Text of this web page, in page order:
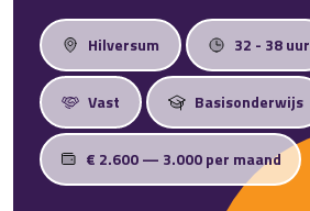
Hilversum 32 - 38 uur
Vast Basisonderwijs
€ 2.600 — 3.000 per maand